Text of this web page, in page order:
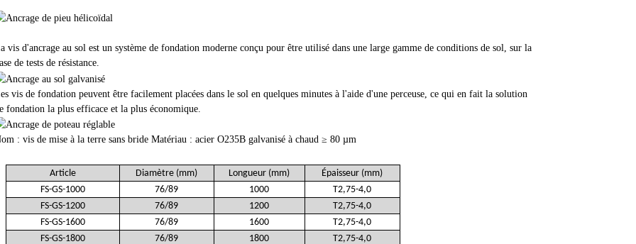
vis d'ancrage au sol est un système de fondation moderne conçu pour être utilisé dans une large gamme de conditions de sol, sur la
de tests de résistance.
vis de fondation peuvent être facilement placées dans le sol en quelques minutes à l'aide d'une perceuse, ce qui en fait la solution
fondation la plus efficace et la plus économique.
: vis de mise à la terre sans bride Matériau : acier O235B galvanisé à chaud ≥ 80 µm
Article Diamètre (mm) Longueur (mm)
Épaisseur (mm)
FS-GS-1000
76/89 1000
T2,75-4,0
FS-GS-1200
76/89 1200
T2,75-4,0
FS-GS-1600
76/89 1600
T2,75-4,0
FS-GS-1800
76/89 1800
T2,75-4,0